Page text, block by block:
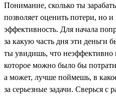
Понимание, сколько ты
позволяет оценить потери, но
эффективность. Для начала
за какую часть дня эти деньги
ты увидишь, что неэффективно
которое можно было бы
а может, лучше поймешь, в
за серьезные задачи. Сверься